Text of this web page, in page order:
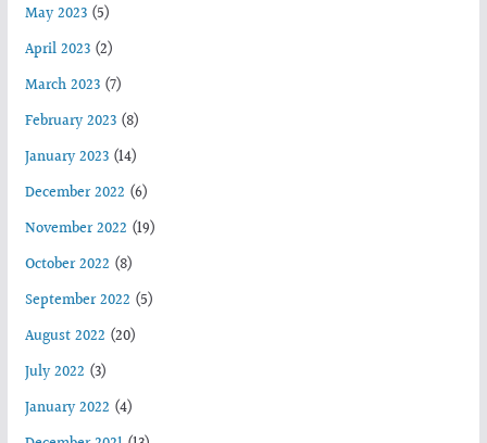
May 2023(5)
April 2023(2)
March 2023(7)
February 2023(8)
January 2023(14)
December 2022 (6)
November 2022 (19)
October 2022 (8)
September 2022 (5)
August 2022 (20)
July 2022 (3)
January 2022 (4)